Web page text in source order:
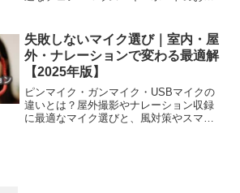
失敗しないマイク選び｜室内・屋
外・ナレーションで変わる最適解
【2025年版】
ピンマイク・ガンマイク・USBマイクの
違いとは？屋外撮影やナレーション収録
に最適なマイク選びと、風対策やスマホ